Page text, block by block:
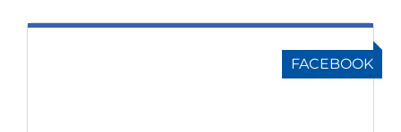
FACEBOOK